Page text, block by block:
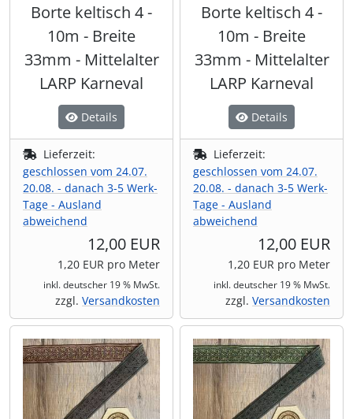
Borte keltisch 4 -
10m - Breite
33mm - Mittelalter
LARP Karneval
Details
Lieferzeit:
geschlossen vom 24.07.
20.08. - danach 3-5 Werk-
Tage - Ausland
abweichend
12,00 EUR
1,20 EUR pro Meter
inkl. deutscher 19 % MwSt.
zzgl. Versandkosten
Borte keltisch 4 -
10m - Breite
33mm - Mittelalter
LARP Karneval
Details
Lieferzeit:
geschlossen vom 24.07.
20.08. - danach 3-5 Werk-
Tage - Ausland
abweichend
12,00 EUR
1,20 EUR pro Meter
inkl. deutscher 19 % MwSt.
zzgl. Versandkosten